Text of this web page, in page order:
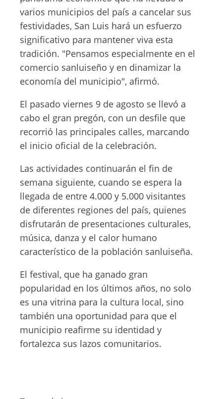
varios municipios del país a cancelar sus
festividades, San Luis hará un esfuerzo
significativo para mantener viva esta
tradición. "Pensamos especialmente en el
comercio sanluiseño y en dinamizar la
economía del municipio", afirmó.
El pasado viernes 9 de agosto se llevó a
cabo el gran pregón, con un desfile que
recorrió las principales calles, marcando
el inicio oficial de la celebración.
Las actividades continuarán el fin de
semana siguiente, cuando se espera la
llegada de entre 4.000 y 5.000 visitantes
de diferentes regiones del país, quienes
disfrutarán de presentaciones culturales,
música, danza y el calor humano
característico de la población sanluiseña.
El festival, que ha ganado gran
popularidad en los últimos años, no solo
es una vitrina para la cultura local, sino
también una oportunidad para que el
municipio reafirme su identidad y
fortalezca sus lazos comunitarios.